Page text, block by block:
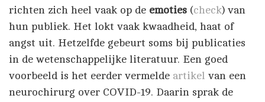
richten zich heel vaak op de emoties (check) van
hun publiek. Het lokt vaak kwaadheid, haat of
angst uit. Hetzelfde gebeurt soms bij publicaties
in de wetenschappelijke literatuur. Een goed
voorbeeld is het eerder vermelde artikel van een
neurochirurg over COVID-19. Daarin sprak de